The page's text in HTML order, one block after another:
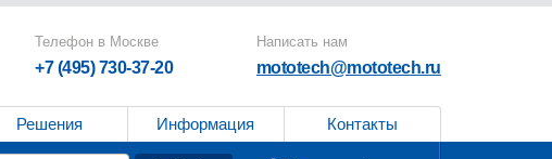
Телефон в Москве
+7 (495) 730-37-20
Написать нам
mototech@mototech.ru
Решения Информация Контакты